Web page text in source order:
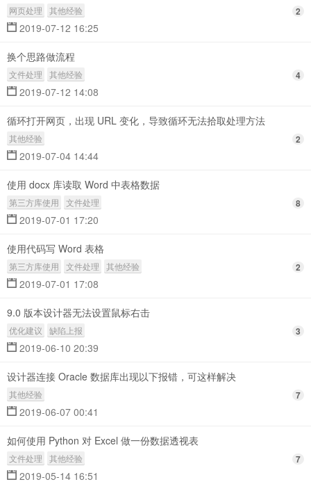
网页处理 其他经验
2019-07-12 16:25
2
换个思路做流程
文件处理 其他经验
2019-07-12 14:08
4
循环打开网页，出现 URL 变化，导致循环无法拾取处理方法
其他经验
2019-07-04 14:44
2
使用 docx 库读取 Word 中表格数据
第三方库使用 文件处理
2019-07-01 17:20
8
使用代码写 Word 表格
第三方库使用 文件处理 其他经验
2019-07-01 17:08
2
9.0 版本设计器无法设置鼠标右击
优化建议 缺陷上报
2019-06-10 20:39
3
设计器连接 Oracle 数据库出现以下报错，可这样解决
其他经验
2019-06-07 00:41
7
如何使用 Python 对 Excel 做一份数据透视表
文件处理 其他经验
2019-05-14 16:51
7